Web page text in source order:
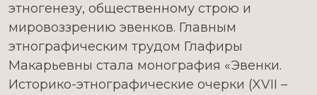
этногенезу, общественному строю и
мировоззрению эвенков. Главным
этнографическим трудом Глафиры
Макарьевны стала монография «Эвенки.
Историко-этнографические очерки (XVII –